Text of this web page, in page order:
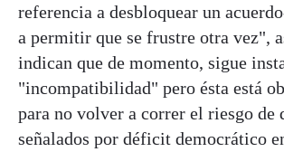
referencia a desbloquear un
a permitir que se frustre otra vez",
indican que de momento, sigue
"incompatibilidad" pero ésta está
para no volver a correr el riesgo de
señalados por déficit democrático